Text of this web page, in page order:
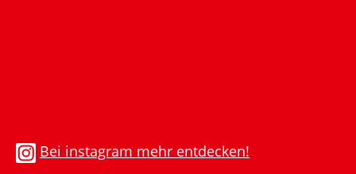
Bei instagram mehr entdecken!